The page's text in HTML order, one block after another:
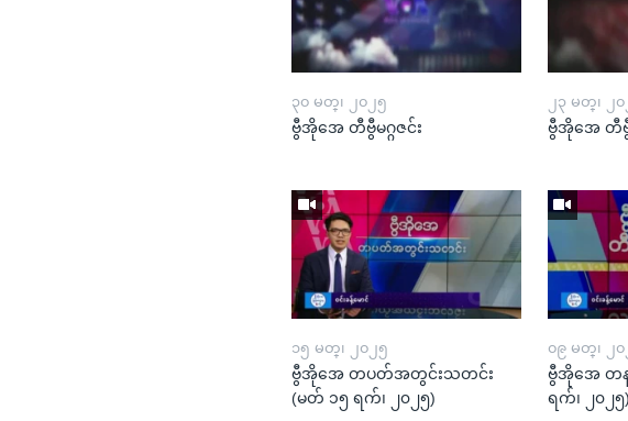
၃၀ မတ္၊ ၂၀၂၅
ဗွီအိုအေ တီဗွီမဂ္ဂဇင်း
၂၃ မတ္၊ ၂
ဗွီအိုအေ တီဗွီ
၁၅ မတ္၊ ၂၀၂၅
ဗွီအိုအေ တပတ်အတွင်းသတင်း
(မတ် ၁၅ ရက်၊ ၂၀၂၅)
၀၉ မတ္၊ ၂၀
ဗွီအိုအေ တနင်္
ရက်၊ ၂၀၂၅)